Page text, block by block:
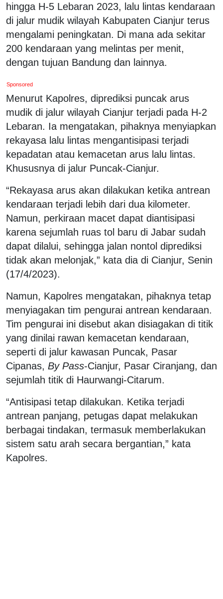
hingga H-5 Lebaran 2023, lalu lintas kendaraan
di jalur mudik wilayah Kabupaten Cianjur terus
mengalami peningkatan. Di mana ada sekitar
200 kendaraan yang melintas per menit,
dengan tujuan Bandung dan lainnya.
Sponsored
Menurut Kapolres, diprediksi puncak arus
mudik di jalur wilayah Cianjur terjadi pada H-2
Lebaran. Ia mengatakan, pihaknya menyiapkan
rekayasa lalu lintas mengantisipasi terjadi
kepadatan atau kemacetan arus lalu lintas.
Khususnya di jalur Puncak-Cianjur.
“Rekayasa arus akan dilakukan ketika antrean
kendaraan terjadi lebih dari dua kilometer.
Namun, perkiraan macet dapat diantisipasi
karena sejumlah ruas tol baru di Jabar sudah
dapat dilalui, sehingga jalan nontol diprediksi
tidak akan melonjak,” kata dia di Cianjur, Senin
(17/4/2023).
Namun, Kapolres mengatakan, pihaknya tetap
menyiagakan tim pengurai antrean kendaraan.
Tim pengurai ini disebut akan disiagakan di titik
yang dinilai rawan kemacetan kendaraan,
seperti di jalur kawasan Puncak, Pasar
Cipanas, By Pass-Cianjur, Pasar Ciranjang, dan
sejumlah titik di Haurwangi-Citarum.
“Antisipasi tetap dilakukan. Ketika terjadi
antrean panjang, petugas dapat melakukan
berbagai tindakan, termasuk memberlakukan
sistem satu arah secara bergantian,” kata
Kapolres.